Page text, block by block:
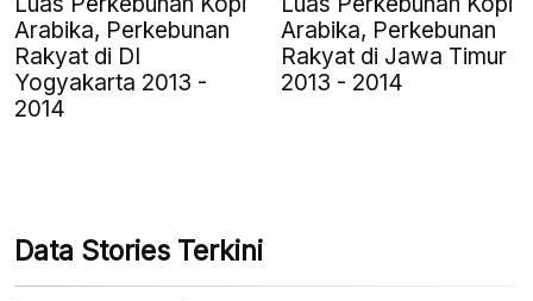
Arabika, Perkebunan
Rakyat di DI
Yogyakarta 2013 -
2014
Arabika, Perkebunan
Rakyat di Jawa Timur
2013 - 2014
Data Stories Terkini